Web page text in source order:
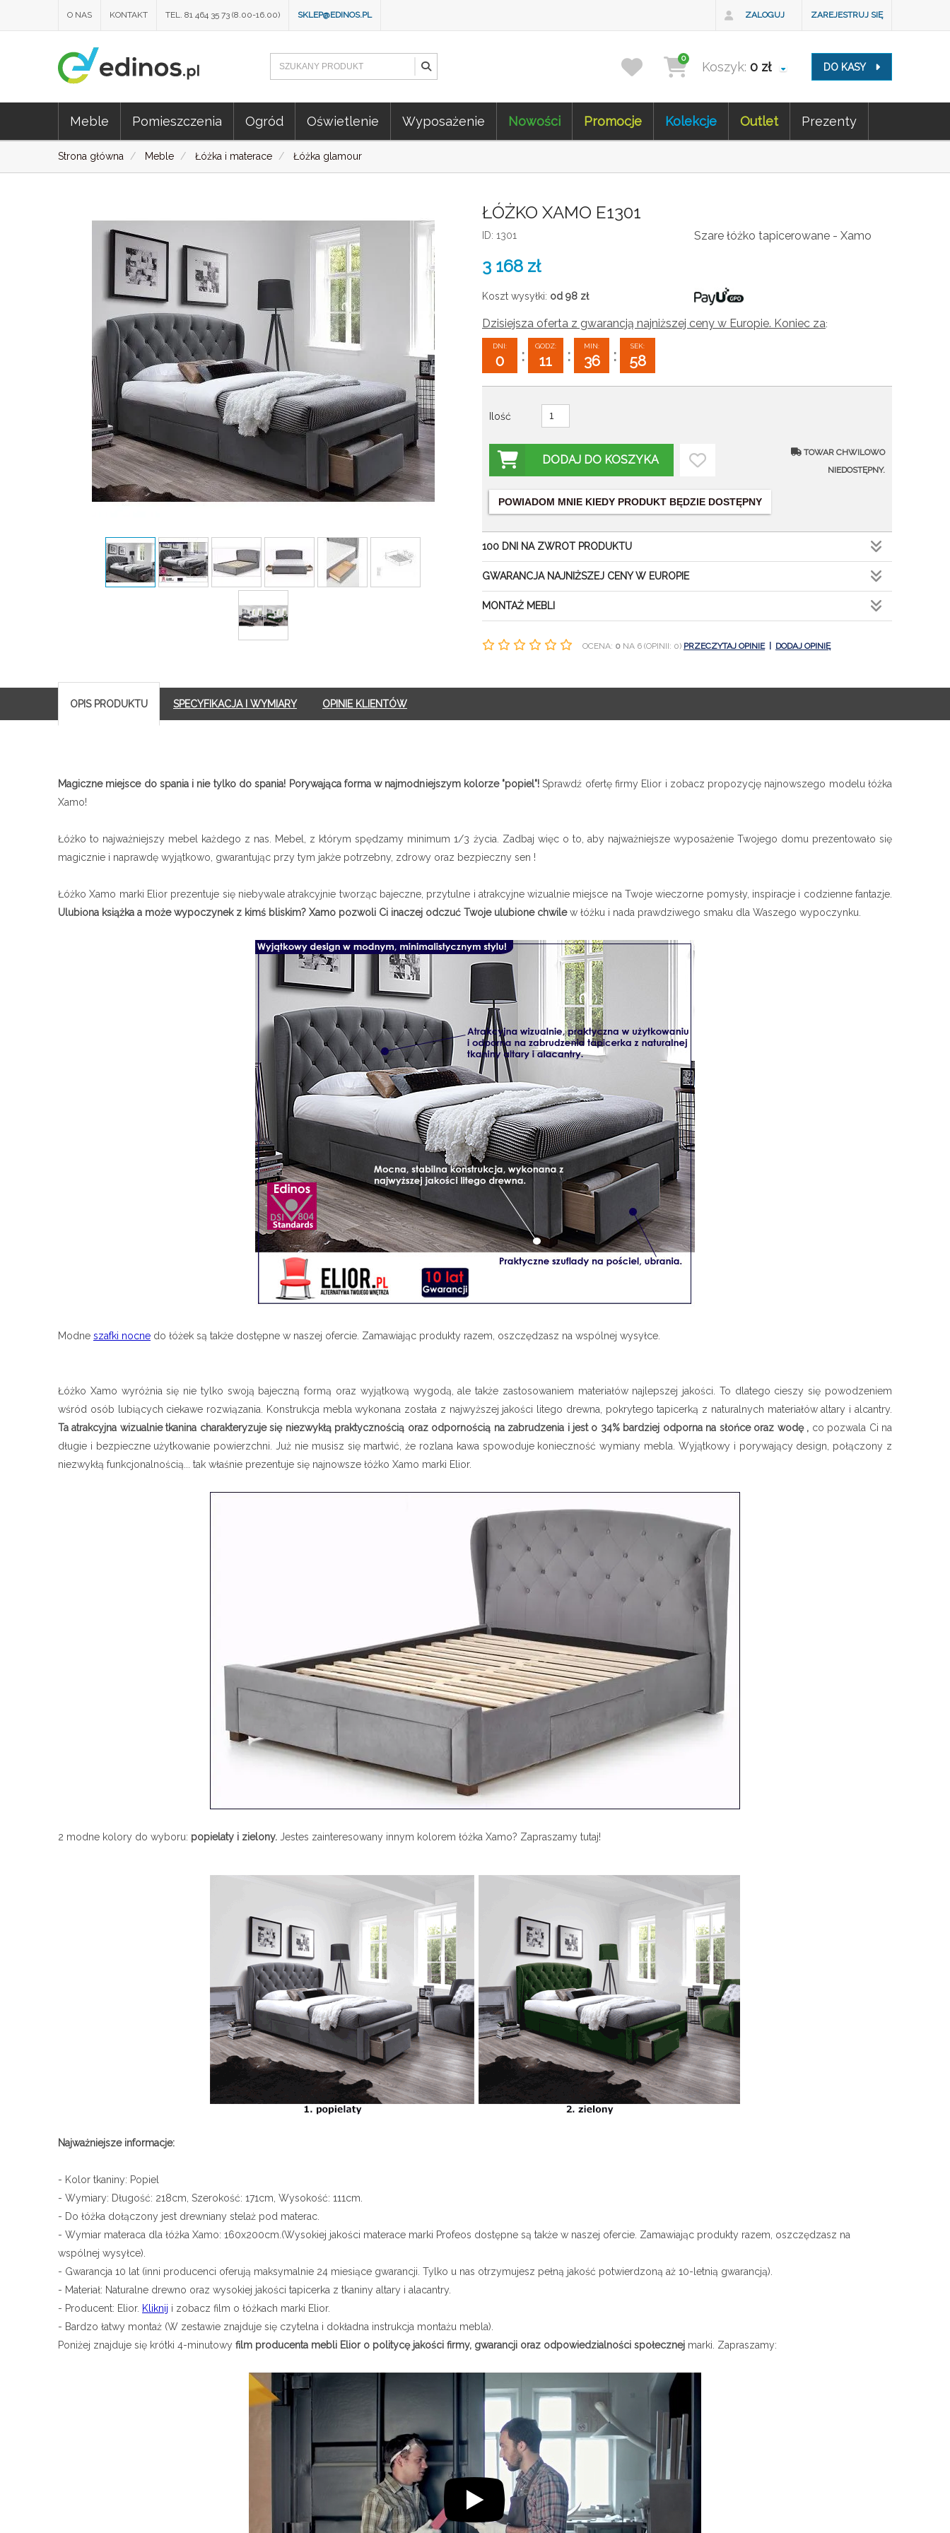
O NAS KONTAKT TEL. 81 464 35 73 (8.00-16.00) SKLEP@EDINOS.PL ZALOGUJ ZAREJESTRUJ SIĘ
Koszyk: 0 zł
0
DO KASY
Meble Pomieszczenia Ogród Oświetlenie Wyposażenie Nowości Promocje Kolekcje Outlet Prezenty
Strona główna Meble Łóżka i materace Łóżka glamour
ŁÓŻKO XAMO E1301
ID: 1301 Szare łóżko tapicerowane - Xamo
3 168 zł
Koszt wysyłki: od 98 zł
Dzisiejsza oferta z gwarancją najniższej ceny w Europie. Koniec za:
DNI:
0 :
GODZ:
11 :
MIN:
36 :
SEK:
56
Ilość
DODAJ DO KOSZYKA
TOWAR CHWILOWO
NIEDOSTĘPNY.
POWIADOM MNIE KIEDY PRODUKT BĘDZIE DOSTĘPNY
100 DNI NA ZWROT PRODUKTU
GWARANCJA NAJNIŻSZEJ CENY W EUROPIE
MONTAŻ MEBLI
OCENA: 0 NA 6 (OPINII: 0) PRZECZYTAJ OPINIE DODAJ OPINIĘ
OPIS PRODUKTU SPECYFIKACJA I WYMIARY OPINIE KLIENTÓW
Magiczne miejsce do spania i nie tylko do spania! Porywająca forma w najmodniejszym kolorze "popiel"! Sprawdź ofertę firmy Elior i zobacz propozycję najnowszego modelu łóżka
Xamo!
Łóżko to najważniejszy mebel każdego z nas. Mebel, z którym spędzamy minimum 1/3 życia. Zadbaj więc o to, aby najważniejsze wyposażenie Twojego domu prezentowało się
magicznie i naprawdę wyjątkowo, gwarantując przy tym jakże potrzebny, zdrowy oraz bezpieczny sen !
Łóżko Xamo marki Elior prezentuje się niebywale atrakcyjnie tworząc bajeczne, przytulne i atrakcyjne wizualnie miejsce na Twoje wieczorne pomysły, inspiracje i codzienne fantazje.
Ulubiona książka a może wypoczynek z kimś bliskim? Xamo pozwoli Ci inaczej odczuć Twoje ulubione chwilew łóżku i nada prawdziwego smaku dla Waszego wypoczynku.
Modne szafki nocne do łóżek są także dostępne w naszej ofercie. Zamawiając produkty razem, oszczędzasz na wspólnej wysyłce.
Łóżko Xamo wyróżnia się nie tylko swoją bajeczną formą oraz wyjątkową wygodą, ale także zastosowaniem materiałów najlepszej jakości. To dlatego cieszy się powodzeniem
wśród osób lubiących ciekawe rozwiązania. Konstrukcja mebla wykonana została z najwyższej jakości litego drewna, pokrytego tapicerką z naturalnych materiałów altary i alcantry.
Ta atrakcyjna wizualnie tkanina charakteryzuje się niezwykłą praktycznością oraz odpornością na zabrudzenia i jest o 34% bardziej odporna na słońce oraz wodę , co pozwala Ci na
długie i bezpieczne użytkowanie powierzchni. Już nie musisz się martwić, że rozlana kawa spowoduje konieczność wymiany mebla. Wyjątkowy i porywający design, połączony z
niezwykłą funkcjonalnością... tak właśnie prezentuje się najnowsze łóżko Xamo marki Elior.
2 modne kolory do wyboru: popielaty i zielony. Jestes zainteresowany innym kolorem łóżka Xamo? Zapraszamy tutaj!
Najważniejsze informacje:
- Kolor tkaniny: Popiel
- Wymiary: Długość: 218cm, Szerokość: 171cm, Wysokość: 111cm.
- Do łóżka dołączony jest drewniany stelaż pod materac.
- Wymiar materaca dla łóżka Xamo: 160x200cm.(Wysokiej jakości materace marki Profeos dostępne są także w naszej ofercie. Zamawiając produkty razem, oszczędzasz na
wspólnej wysyłce).
- Gwarancja 10 lat (inni producenci oferują maksymalnie 24 miesiące gwarancji. Tylko u nas otrzymujesz pełną jakość potwierdzoną aż 10-letnią gwarancją).
- Materiał: Naturalne drewno oraz wysokiej jakości tapicerka z tkaniny altary i alacantry.
- Producent: Elior. Kliknij i zobacz film o łóżkach marki Elior.
- Bardzo łatwy montaż (W zestawie znajduje się czytelna i dokładna instrukcja montażu mebla).
Poniżej znajduje się krótki 4-minutowy film producenta mebli Elior o politycę jakości firmy, gwarancji oraz odpowiedzialności społecznej marki. Zapraszamy: